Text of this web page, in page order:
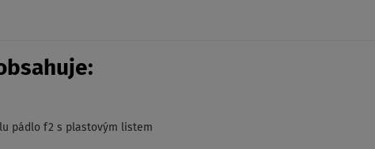
pádlo f2 s plastovým listem